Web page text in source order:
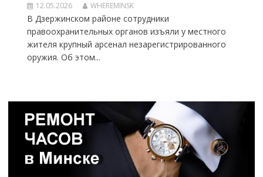
12.05.2026 WHEREMINSK
В Дзержинском районе сотрудники
правоохранительных органов изъяли у местного
жителя крупный арсенал незарегистрированного
оружия. Об этом...